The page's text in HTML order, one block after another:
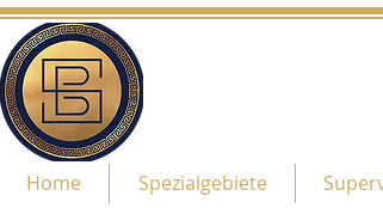
Home Spezialgebiete